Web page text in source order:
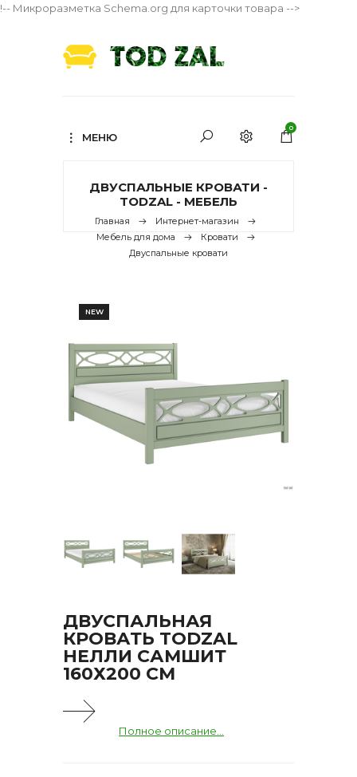
!-- Микроразметка Schema.org для карточки товара -->
МЕНЮ
0
ДВУСПАЛЬНЫЕ КРОВАТИ -
TODZAL - МЕБЕЛЬ
Главная
Интернет-магазин
Мебель для дома
Кровати
Двуспальные кровати
NEW
ДВУСПАЛЬНАЯ
КРОВАТЬ TODZAL
НЕЛЛИ САМШИТ
160Х200 СМ
Полное описание...